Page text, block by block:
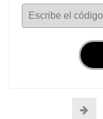
Escribe el código